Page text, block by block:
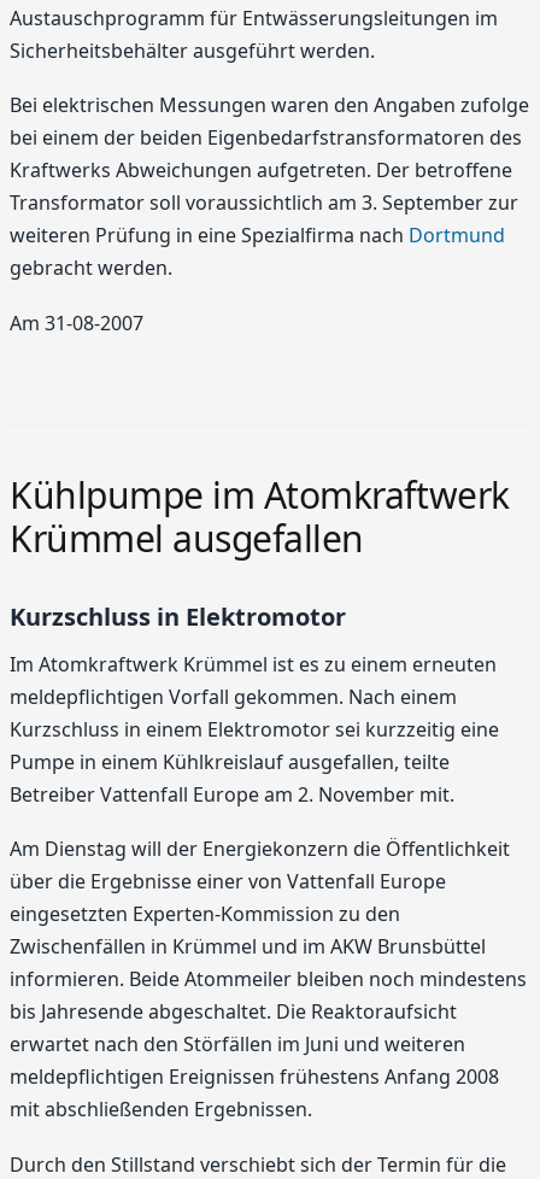
Austauschprogramm für Entwässerungsleitungen im
Sicherheitsbehälter ausgeführt werden.
Bei elektrischen Messungen waren den Angaben zufolge
bei einem der beiden Eigenbedarfstransformatoren des
Kraftwerks Abweichungen aufgetreten. Der betroffene
Transformator soll voraussichtlich am 3. September zur
weiteren Prüfung in eine Spezialfirma nach Dortmund
gebracht werden.
Am 31-08-2007
Kühlpumpe im Atomkraftwerk
Krümmel ausgefallen
Kurzschluss in Elektromotor
Im Atomkraftwerk Krümmel ist es zu einem erneuten
meldepflichtigen Vorfall gekommen. Nach einem
Kurzschluss in einem Elektromotor sei kurzzeitig eine
Pumpe in einem Kühlkreislauf ausgefallen, teilte
Betreiber Vattenfall Europe am 2. November mit.
Am Dienstag will der Energiekonzern die Öffentlichkeit
über die Ergebnisse einer von Vattenfall Europe
eingesetzten Experten-Kommission zu den
Zwischenfällen in Krümmel und im AKW Brunsbüttel
informieren. Beide Atommeiler bleiben noch mindestens
bis Jahresende abgeschaltet. Die Reaktoraufsicht
erwartet nach den Störfällen im Juni und weiteren
meldepflichtigen Ereignissen frühestens Anfang 2008
mit abschließenden Ergebnissen.
Durch den Stillstand verschiebt sich der Termin für die